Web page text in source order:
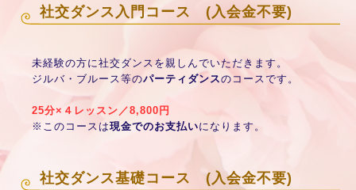
社交ダンス入門コース (入会金不要)
未経験の方に社交ダンスを親しんでいただきます。
ジルバ・ブルース等のパーティダンスのコースです。
25分×４レッスン／8,800円
※このコースは現金でのお支払いになります。
社交ダンス基礎コース (入会金不要)